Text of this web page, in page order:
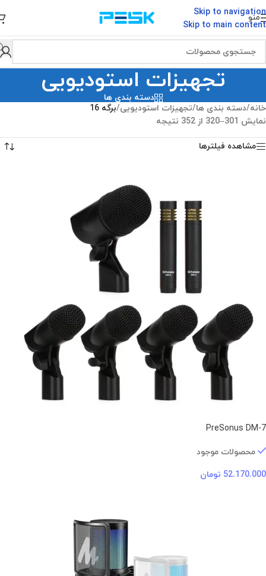
Skip to navigation
Skip to main content
منو
تجهیزات استودیویی
دسته بندی ها
خانه/دسته بندی ها/تجهیزات استودیویی/برگه 16
نمایش 301–320 از 352 نتیجه
مشاهده فیلترها
PreSonus DM-7
محصولات موجود
52.170.000 تومان